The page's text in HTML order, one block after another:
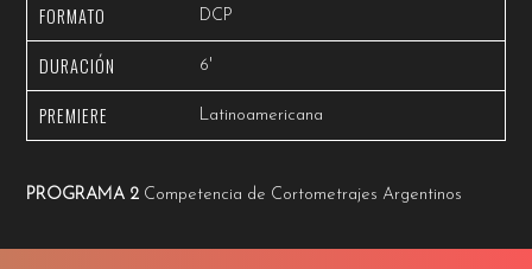
FORMATO DCP
DURACIÓN 6'
PREMIERE Latinoamericana
PROGRAMA 2 Competencia de Cortometrajes Argentinos